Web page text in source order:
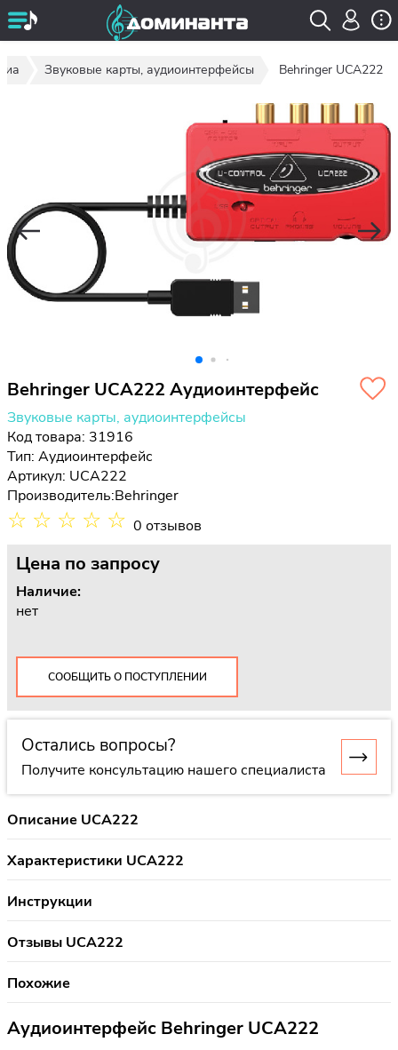
Звуковые карты, аудиоинтерфейсы Behringer UCA222
Behringer UCA222 Аудиоинтерфейс
Звуковые карты, аудиоинтерфейсы
Код товара: 31916
Тип: Аудиоинтерфейс
Артикул: UCA222
Производитель:Behringer
☆ ☆ ☆ ☆ ☆ 0 отзывов
Цена по запросу
Наличие:
нет
СООБЩИТЬ О ПОСТУПЛЕНИИ
Остались вопросы?
Получите консультацию нашего специалиста
Описание UCA222
Характеристики UCA222
Инструкции
Отзывы UCA222
Похожие
Аудиоинтерфейс Behringer UCA222